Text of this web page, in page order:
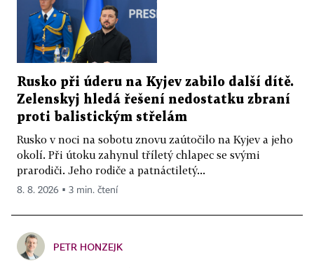
Rusko při úderu na Kyjev zabilo další dítě.
Zelenskyj hledá řešení nedostatku zbraní
proti balistickým střelám
Rusko v noci na sobotu znovu zaútočilo na Kyjev a jeho
okolí. Při útoku zahynul tříletý chlapec se svými
prarodiči. Jeho rodiče a patnáctiletý...
8. 8. 2026 ▪ 3 min. čtení
PETR HONZEJK